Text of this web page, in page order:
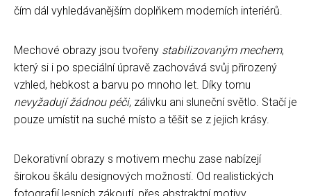
čím dál vyhledávanějším doplňkem moderních interiérů.
Mechové obrazy jsou tvořeny stabilizovaným mechem,
který si i po speciální úpravě zachovává svůj přirozený
vzhled, hebkost a barvu po mnoho let. Díky tomu
nevyžadují žádnou péči, zálivku ani sluneční světlo. Stačí je
pouze umístit na suché místo a těšit se z jejich krásy.
Dekorativní obrazy s motivem mechu zase nabízejí
širokou škálu designových možností. Od realistických